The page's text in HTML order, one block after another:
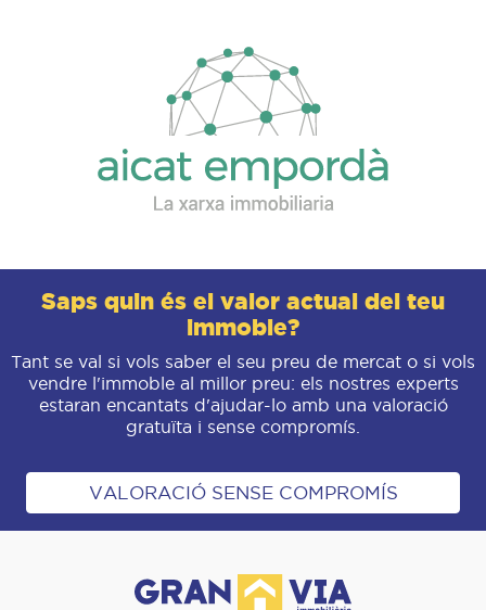
Saps quin és el valor actual del teu
immoble?
Tant se val si vols saber el seu preu de mercat o si vols
vendre l'immoble al millor preu: els nostres experts
estaran encantats d'ajudar-lo amb una valoració
gratuïta i sense compromís.
VALORACIÓ SENSE COMPROMÍS